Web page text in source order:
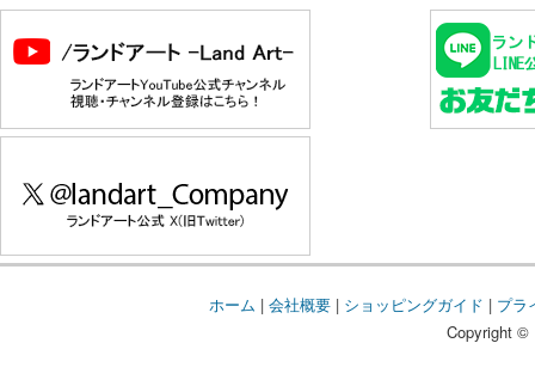
ホーム | 会社概要| ショッピングガイド | プラ
Copyright ©